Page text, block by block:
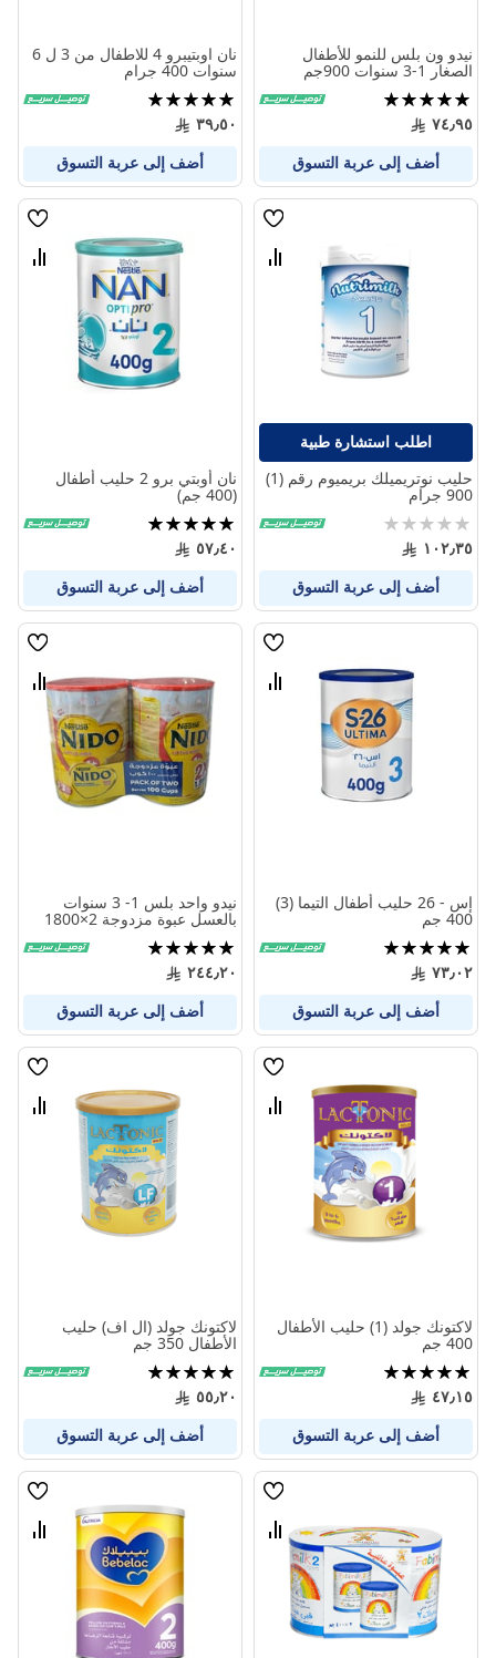
نيدو ون بلس للنمو للأطفال
الصغار 1-3 سنوات 900جم
تقييم:
97%
٧٤٫٩٥
أضف إلى عربة التسوق
نان اوبتيبرو 4 للاطفال من 3 ل 6
سنوات 400 جرام
تقييم:
100%
٣٩٫٥٠
أضف إلى عربة التسوق
قائمة
قارن
اطلب استشارة طبية
حليب نوتريميلك بريميوم رقم (1)
900 جرام
Rating:
0%
١٠٢٫٣٥
أضف إلى عربة التسوق
قائمة
قارن
نان أوبتي برو 2 حليب أطفال
(400 جم)
تقييم:
100%
٥٧٫٤٠
أضف إلى عربة التسوق
قائمة
قارن
إس - 26 حليب أطفال التيما (3)
400 جم
تقييم:
100%
٧٣٫٠٢
أضف إلى عربة التسوق
قائمة
قارن
نيدو واحد بلس 1- 3 سنوات
بالعسل عبوة مزدوجة 2×1800
جم
تقييم:
100%
٢٤٤٫٢٠
أضف إلى عربة التسوق
قائمة
قارن
لاكتونك جولد (1) حليب الأطفال
400 جم
تقييم:
100%
٤٧٫١٥
أضف إلى عربة التسوق
قائمة
قارن
لاكتونك جولد (ال اف) حليب
الأطفال 350 جم
تقييم:
98%
٥٥٫٢٠
أضف إلى عربة التسوق
قائمة
قارن
قائمة
قارن